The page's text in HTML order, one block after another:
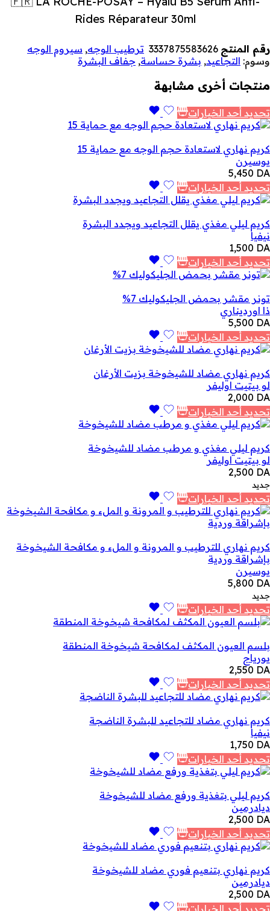
Rides Réparateur 30ml
رقم المنتج 3337875583626 ترطيب الوجه, سيروم الوجه
وسوم: التجاعيد, بشرة حساسة, جفاف البشرة
منتجات أخرى مشابهة
تحديد أحد الخيارات
كريم نهاري لاستعادة حجم الوجه مع حماية 15
يوسيرن
5,450 DA
تحديد أحد الخيارات
كريم ليلي مغذي يقلل التجاعيد ويجدد البشرة
نيفيا
1,500 DA
تحديد أحد الخيارات
تونر مقشر بحمض الجليكوليك 7%
ذا اورديناري
5,500 DA
تحديد أحد الخيارات
كريم نهاري مضاد للشيخوخة بزيت الأرغان
لو بيتيت اوليفر
2,000 DA
تحديد أحد الخيارات
كريم ليلي مغذي و مرطب مضاد للشيخوخة
لو بيتيت اوليفر
2,500 DA
جديد
تحديد أحد الخيارات
كريم نهاري للترطيب و المرونة و الملء و مكافحة الشيخوخة
بإشراقة وردية
يوسيرن
5,800 DA
جديد
تحديد أحد الخيارات
بلسم العيون المكثف لمكافحة شيخوخة المنطقة
يورياج
2,550 DA
تحديد أحد الخيارات
كريم نهاري مضاد للتجاعيد للبشرة الناضجة
نيفيا
1,750 DA
تحديد أحد الخيارات
كريم ليلي بتغذية ورفع مضاد للشيخوخة
ديادرمين
2,500 DA
تحديد أحد الخيارات
كريم نهاري بتنعيم فوري مضاد للشيخوخة
ديادرمين
2,500 DA
تحديد أحد الخيارات